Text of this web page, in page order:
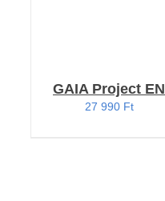
GAIA Project EN
27 990 Ft